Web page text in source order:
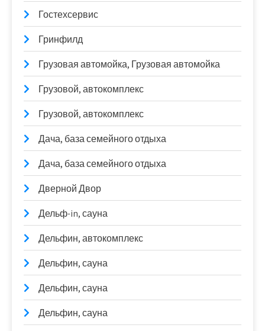
Гостехсервис
Гринфилд
Грузовая автомойка, Грузовая автомойка
Грузовой, автокомплекс
Грузовой, автокомплекс
Дача, база семейного отдыха
Дача, база семейного отдыха
Дверной Двор
Дельф-in, сауна
Дельфин, автокомплекс
Дельфин, сауна
Дельфин, сауна
Дельфин, сауна